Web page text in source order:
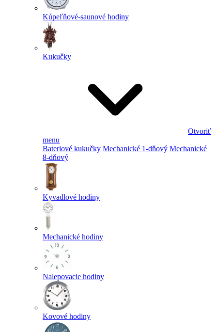
Kúpeľňové-saunové hodiny
Kukučky
Otvoriť
menu
Bateriové kukučky Mechanické 1-dňový Mechanické
8-dňový
Kyvadlové hodiny
Mechanické hodiny
Nalepovacie hodiny
Kovové hodiny